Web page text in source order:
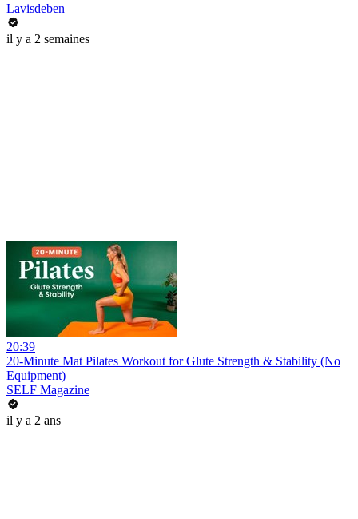
Lavisdeben
il y a 2 semaines
20:39
20-Minute Mat Pilates Workout for Glute Strength & Stability (No
Equipment)
SELF Magazine
il y a 2 ans